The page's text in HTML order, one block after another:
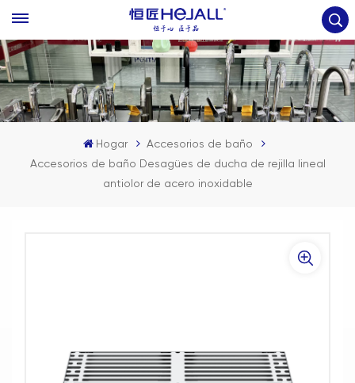
Hogar
Accesorios de baño
Accesorios de baño Desagües de ducha de rejilla lineal
antiolor de acero inoxidable